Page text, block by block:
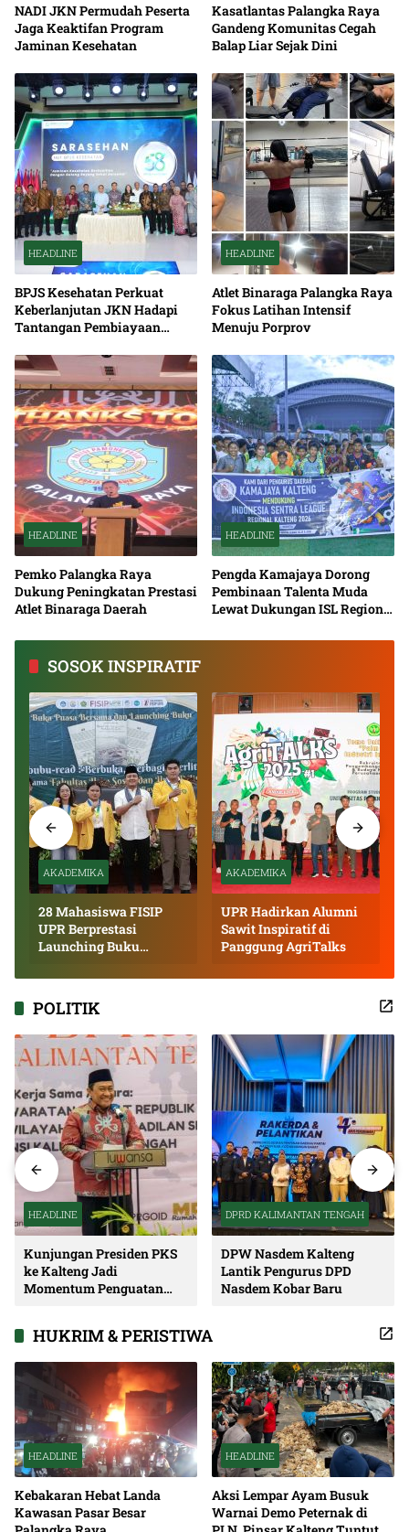
NADI JKN Permudah Peserta
Jaga Keaktifan Program
Jaminan Kesehatan
Kasatlantas Palangka Raya
Gandeng Komunitas Cegah
Balap Liar Sejak Dini
HEADLINE
BPJS Kesehatan Perkuat
Keberlanjutan JKN Hadapi
Tantangan Pembiayaan
HEADLINE
Atlet Binaraga Palangka Raya
Fokus Latihan Intensif
Menuju Porprov
HEADLINE
Pemko Palangka Raya
Dukung Peningkatan Prestasi
Atlet Binaraga Daerah
HEADLINE
Pengda Kamajaya Dorong
Pembinaan Talenta Muda
Lewat Dukungan ISL Regional
SOSOK INSPIRATIF
AKADEMIKA
28 Mahasiswa FISIP
UPR Berprestasi
Launching Buku
AKADEMIKA
UPR Hadirkan Alumni
Sawit Inspiratif di
Panggung AgriTalks
POLITIK
HEADLINE
Kunjungan Presiden PKS
ke Kalteng Jadi
Momentum Penguatan
DPRD KALIMANTAN TENGAH
DPW Nasdem Kalteng
Lantik Pengurus DPD
Nasdem Kobar Baru
HUKRIM & PERISTIWA
HEADLINE
Kebakaran Hebat Landa
Kawasan Pasar Besar
HEADLINE
Aksi Lempar Ayam Busuk
Warnai Demo Peternak di